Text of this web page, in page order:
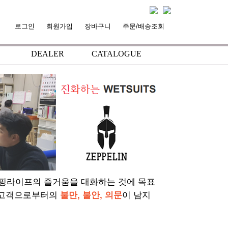
로그인 회원가입 장바구니 주문/배송조회
+
DEALER
+
CATALOGUE
라이프의 즐거움을 대화하는 것에 목표
객으로부터의 불만, 불안, 의문이 남지